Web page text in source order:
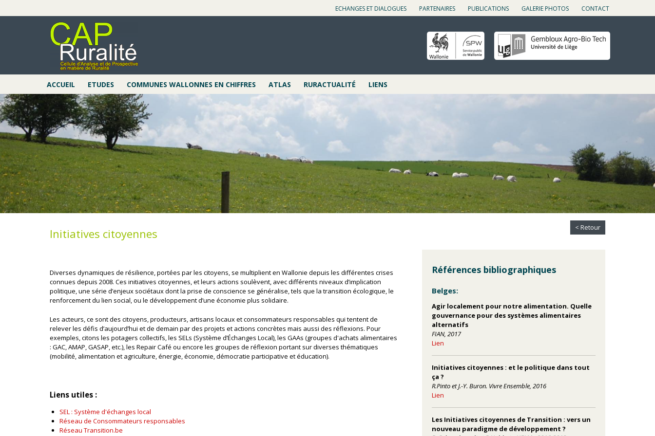
ECHANGES ET DIALOGUES PARTENAIRES PUBLICATIONS GALERIE PHOTOS CONTACT
ACCUEIL ETUDES COMMUNES WALLONNES EN CHIFFRES ATLAS RURACTUALITÉ LIENS
Initiatives citoyennes < Retour
Diverses dynamiques de résilience, portées par les citoyens, se multiplient en Wallonie depuis les différentes crises
connues depuis 2008. Ces initiatives citoyennes, et leurs actions soulèvent, avec différents niveaux d’implication
politique, une série d’enjeux sociétaux dont la prise de conscience se généralise, tels que la transition écologique, le
renforcement du lien social, ou le développement d’une économie plus solidaire.
Les acteurs, ce sont des citoyens, producteurs, artisans locaux et consommateurs responsables qui tentent de
relever les défis d’aujourd’hui et de demain par des projets et actions concrètes mais aussi des réflexions. Pour
exemples, citons les potagers collectifs, les SELs (Système d’Échanges Local), les GAAs (groupes d'achats alimentaires
: GAC, AMAP, GASAP, etc.), les Repair Café ou encore les groupes de réflexion portant sur diverses thématiques
(mobilité, alimentation et agriculture, énergie, économie, démocratie participative et éducation).
Liens utiles :
SEL : Système d'échanges local
Réseau de Consommateurs responsables
Réseau Transition.be
Références bibliographiques
Belges:
Agir localement pour notre alimentation. Quelle
gouvernance pour des systèmes alimentaires
alternatifs
FIAN, 2017
Lien
Initiatives citoyennes : et le politique dans tout
ça ?
R.Pinto et J.-Y. Buron. Vivre Ensemble, 2016
Lien
Les Initiatives citoyennes de Transition : vers un
nouveau paradigme de développement ?